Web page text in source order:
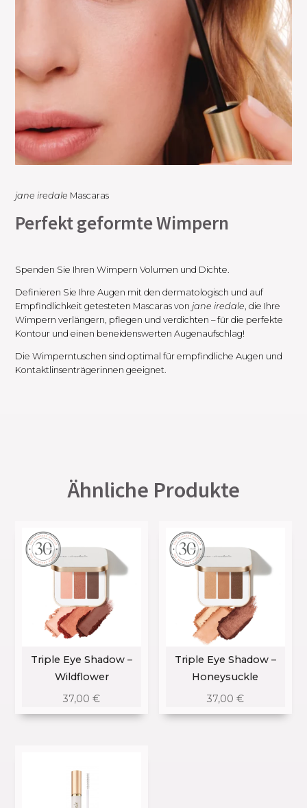
jane iredale Mascaras
Perfekt geformte Wimpern
Spenden Sie Ihren Wimpern Volumen und Dichte.
Definieren Sie Ihre Augen mit den dermatologisch und auf
Empfindlichkeit getesteten Mascaras von jane iredale , die Ihre
Wimpern verlängern, pflegen und verdichten – für die perfekte
Kontour und einen beneidenswerten Augenaufschlag!
Die Wimperntuschen sind optimal für empfindliche Augen und
Kontaktlinsenträgerinnen geeignet.
Ähnliche Produkte
Triple Eye Shadow –
Wildflower
37,00€
Triple Eye Shadow –
Honeysuckle
37,00 €